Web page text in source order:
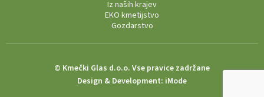
Iz naših krajev
EKO kmetijstvo
Gozdarstvo
© Kmečki Glas d.o.o. Vse pravice zadržane
Design & Development: iMode